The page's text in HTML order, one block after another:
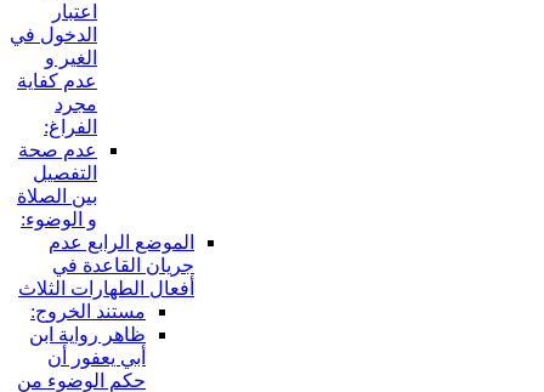
اعتبار
الدخول في
الغير و
عدم كفاية
مجرد
الفراغ:
عدم صحة
التفصيل
بين الصلاة
و الوضوء:
الموضع الرابع عدم
جريان القاعدة في
أفعال الطهارات الثلاث
مستند الخروج:
ظاهر رواية ابن
أبي يعفور أن
حكم الوضوء من